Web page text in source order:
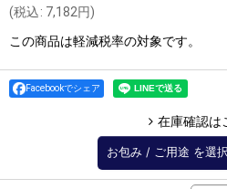
(税込: 7,182円)
この商品は軽減税率の対象です。
Facebookでシェア
在庫確認は
お包み / ご用途 を選